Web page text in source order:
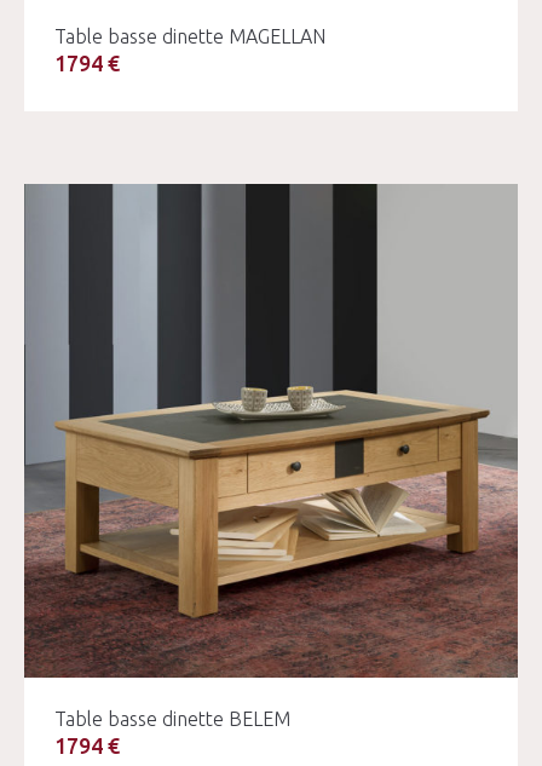
Table basse dinette MAGELLAN
1794 €
Table basse dinette BELEM
1794 €